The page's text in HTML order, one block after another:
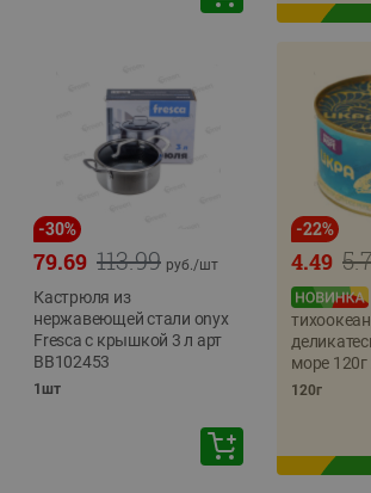
-30%
113.99
79.69 руб./шт
Кастрюля из
нержавеющей стали onyx
Fresca с крышкой 3 л арт
BB102453
1шт
-22%
4.49
море
120г